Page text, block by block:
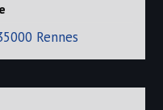
Rennes